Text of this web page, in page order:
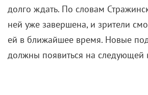
долго ждать. По словам
ней уже завершена, и зрители
ей в ближайшее время. Новые
должны появиться на следующей